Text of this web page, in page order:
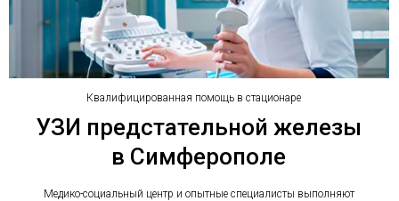
УЗИ предстательной железы
в Симферополе
Медико-социальный центр и опытные специалисты выполняют
Квалифицированная помощь в стационаре